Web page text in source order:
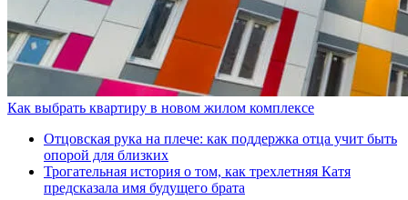
Как выбрать квартиру в новом жилом комплексе
Отцовская рука на плече: как поддержка отца учит быть
опорой для близких
Трогательная история о том, как трехлетняя Катя
предсказала имя будущего брата